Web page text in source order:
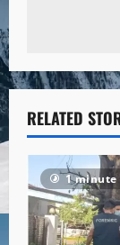
RELATED
1 minute